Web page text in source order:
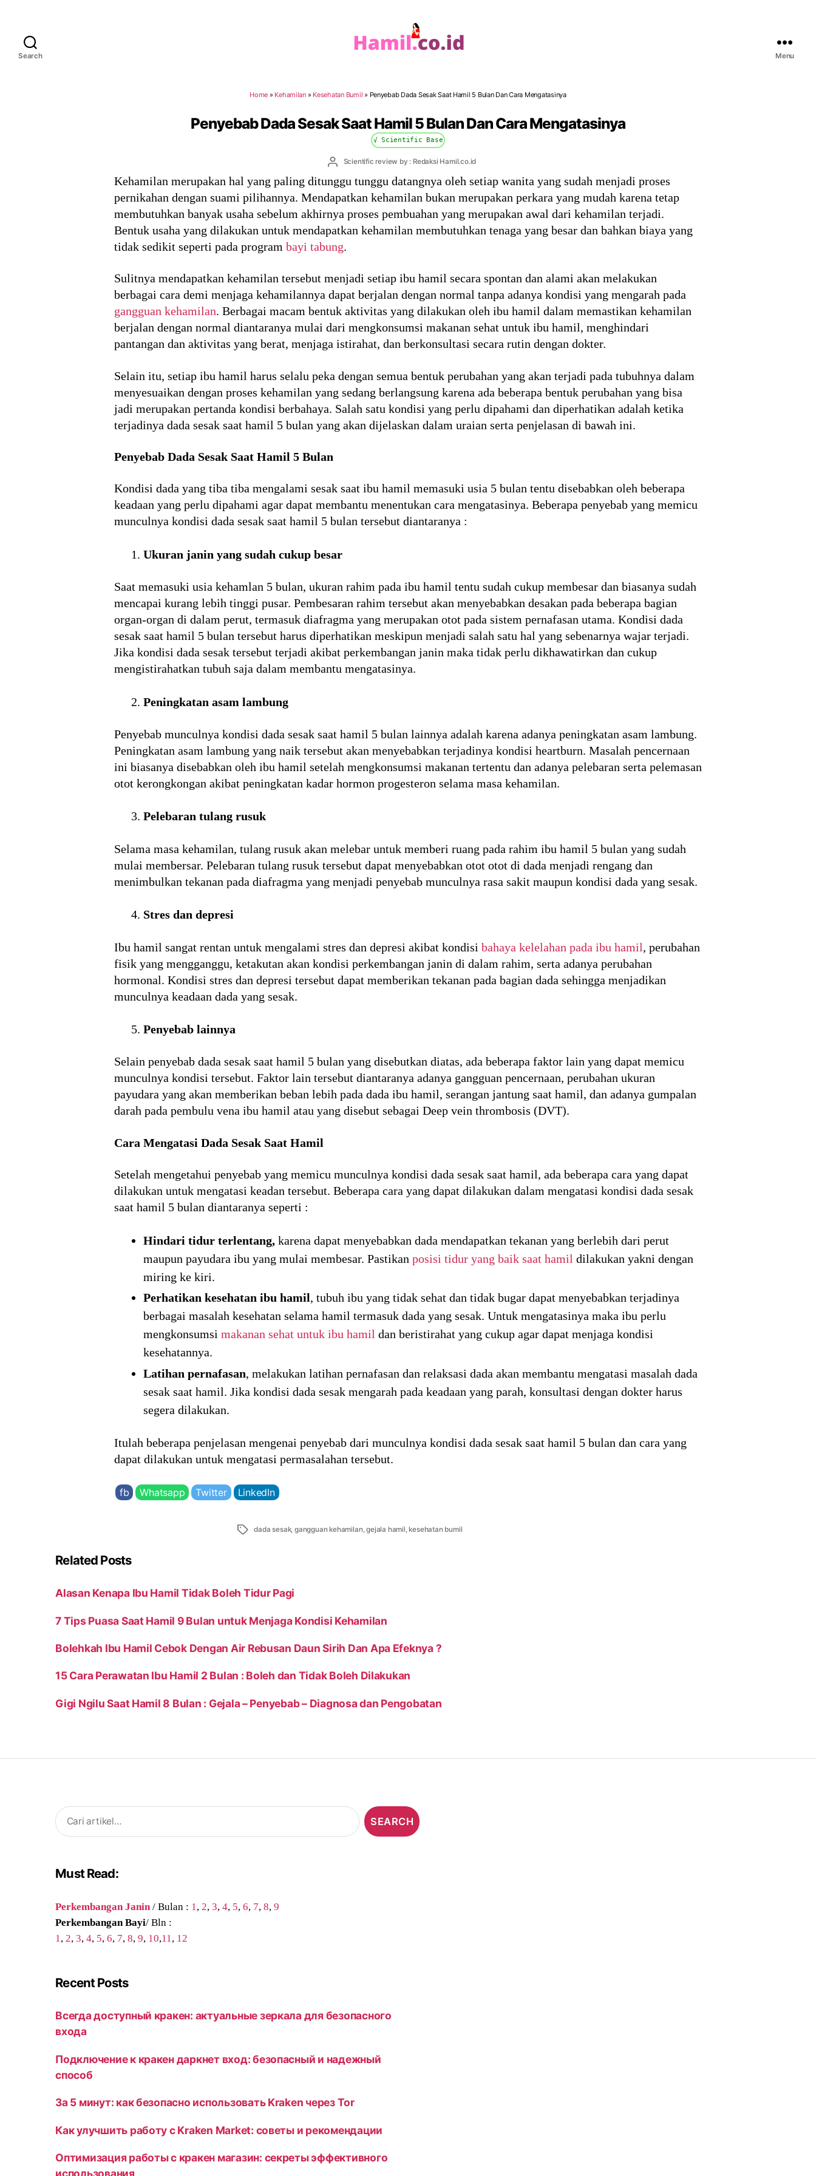
Search Menu
Home » Kehamilan» Kesehatan Bumil » Penyebab Dada Sesak Saat Hamil 5 Bulan Dan Cara Mengatasinya
Penyebab Dada Sesak Saat Hamil 5 Bulan Dan Cara Mengatasinya
√ Scientific Base
PostScientific review by : Redaksi Hamil.co.id
Kehamilan merupakan hal yang paling ditunggu tunggu datangnya oleh setiap wanita yang sudah menjadi proses
pernikahan dengan suami pilihannya. Mendapatkan kehamilan bukan merupakan perkara yang mudah karena tetap
membutuhkan banyak usaha sebelum akhirnya proses pembuahan yang merupakan awal dari kehamilan terjadi.
Bentuk usaha yang dilakukan untuk mendapatkan kehamilan membutuhkan tenaga yang besar dan bahkan biaya yang
tidak sedikit seperti pada program bayi tabung.
Sulitnya mendapatkan kehamilan tersebut menjadi setiap ibu hamil secara spontan dan alami akan melakukan
berbagai cara demi menjaga kehamilannya dapat berjalan dengan normal tanpa adanya kondisi yang mengarah pada
gangguan kehamilan. Berbagai macam bentuk aktivitas yang dilakukan oleh ibu hamil dalam memastikan kehamilan
berjalan dengan normal diantaranya mulai dari mengkonsumsi makanan sehat untuk ibu hamil, menghindari
pantangan dan aktivitas yang berat, menjaga istirahat, dan berkonsultasi secara rutin dengan dokter.
Selain itu, setiap ibu hamil harus selalu peka dengan semua bentuk perubahan yang akan terjadi pada tubuhnya dalam
menyesuaikan dengan proses kehamilan yang sedang berlangsung karena ada beberapa bentuk perubahan yang bisa
jadi merupakan pertanda kondisi berbahaya. Salah satu kondisi yang perlu dipahami dan diperhatikan adalah ketika
terjadinya dada sesak saat hamil 5 bulan yang akan dijelaskan dalam uraian serta penjelasan di bawah ini.
Penyebab Dada Sesak Saat Hamil 5 Bulan
Kondisi dada yang tiba tiba mengalami sesak saat ibu hamil memasuki usia 5 bulan tentu disebabkan oleh beberapa
keadaan yang perlu dipahami agar dapat membantu menentukan cara mengatasinya. Beberapa penyebab yang memicu
munculnya kondisi dada sesak saat hamil 5 bulan tersebut diantaranya :
Ukuran janin yang sudah cukup besar
Saat memasuki usia kehamlan 5 bulan, ukuran rahim pada ibu hamil tentu sudah cukup membesar dan biasanya sudah
mencapai kurang lebih tinggi pusar. Pembesaran rahim tersebut akan menyebabkan desakan pada beberapa bagian
organ-organ di dalam perut, termasuk diafragma yang merupakan otot pada sistem pernafasan utama. Kondisi dada
sesak saat hamil 5 bulan tersebut harus diperhatikan meskipun menjadi salah satu hal yang sebenarnya wajar terjadi.
Jika kondisi dada sesak tersebut terjadi akibat perkembangan janin maka tidak perlu dikhawatirkan dan cukup
mengistirahatkan tubuh saja dalam membantu mengatasinya.
Peningkatan asam lambung
Penyebab munculnya kondisi dada sesak saat hamil 5 bulan lainnya adalah karena adanya peningkatan asam lambung.
Peningkatan asam lambung yang naik tersebut akan menyebabkan terjadinya kondisi heartburn. Masalah pencernaan
ini biasanya disebabkan oleh ibu hamil setelah mengkonsumsi makanan tertentu dan adanya pelebaran serta pelemasan
otot kerongkongan akibat peningkatan kadar hormon progesteron selama masa kehamilan.
Pelebaran tulang rusuk
Selama masa kehamilan, tulang rusuk akan melebar untuk memberi ruang pada rahim ibu hamil 5 bulan yang sudah
mulai membersar. Pelebaran tulang rusuk tersebut dapat menyebabkan otot otot di dada menjadi rengang dan
menimbulkan tekanan pada diafragma yang menjadi penyebab munculnya rasa sakit maupun kondisi dada yang sesak.
Stres dan depresi
Ibu hamil sangat rentan untuk mengalami stres dan depresi akibat kondisi bahaya kelelahan pada ibu hamil, perubahan
fisik yang mengganggu, ketakutan akan kondisi perkembangan janin di dalam rahim, serta adanya perubahan
hormonal. Kondisi stres dan depresi tersebut dapat memberikan tekanan pada bagian dada sehingga menjadikan
munculnya keadaan dada yang sesak.
Penyebab lainnya
Selain penyebab dada sesak saat hamil 5 bulan yang disebutkan diatas, ada beberapa faktor lain yang dapat memicu
munculnya kondisi tersebut. Faktor lain tersebut diantaranya adanya gangguan pencernaan, perubahan ukuran
payudara yang akan memberikan beban lebih pada dada ibu hamil, serangan jantung saat hamil, dan adanya gumpalan
darah pada pembulu vena ibu hamil atau yang disebut sebagai Deep vein thrombosis (DVT).
Cara Mengatasi Dada Sesak Saat Hamil
Setelah mengetahui penyebab yang memicu munculnya kondisi dada sesak saat hamil, ada beberapa cara yang dapat
dilakukan untuk mengatasi keadan tersebut. Beberapa cara yang dapat dilakukan dalam mengatasi kondisi dada sesak
saat hamil 5 bulan diantaranya seperti :
Hindari tidur terlentang,karena dapat menyebabkan dada mendapatkan tekanan yang berlebih dari perut
maupun payudara ibu yang mulai membesar. Pastikan posisi tidur yang baik saat hamil dilakukan yakni dengan
miring ke kiri.
Perhatikan kesehatan ibu hamil, tubuh ibu yang tidak sehat dan tidak bugar dapat menyebabkan terjadinya
berbagai masalah kesehatan selama hamil termasuk dada yang sesak. Untuk mengatasinya maka ibu perlu
mengkonsumsi makanan sehat untuk ibu hamil dan beristirahat yang cukup agar dapat menjaga kondisi
kesehatannya.
Latihan pernafasan, melakukan latihan pernafasan dan relaksasi dada akan membantu mengatasi masalah dada
sesak saat hamil. Jika kondisi dada sesak mengarah pada keadaan yang parah, konsultasi dengan dokter harus
segera dilakukan.
Itulah beberapa penjelasan mengenai penyebab dari munculnya kondisi dada sesak saat hamil 5 bulan dan cara yang
dapat dilakukan untuk mengatasi permasalahan tersebut.
fb Whatsapp Twitter LinkedIn
Tags dada sesak,gangguan kehamilan,gejala hamil, kesehatan bumil
Related Posts
Alasan Kenapa Ibu Hamil Tidak Boleh Tidur Pagi
7 Tips Puasa Saat Hamil 9 Bulan untuk Menjaga Kondisi Kehamilan
Bolehkah Ibu Hamil Cebok Dengan Air Rebusan Daun Sirih Dan Apa Efeknya ?
15 Cara Perawatan Ibu Hamil 2 Bulan : Boleh dan Tidak Boleh Dilakukan
Gigi Ngilu Saat Hamil 8 Bulan : Gejala – Penyebab – Diagnosa dan Pengobatan
Search
for:
Must Read:
Perkembangan Janin/ Bulan : 1,2,3,4, 5,6, 7,8,9
Perkembangan Bayi/ Bln :
1,2,3,4, 5,6, 7,8,9, 10,11, 12
Recent Posts
Всегда доступный кракен: актуальные зеркала для безопасного
входа
Подключение к кракен даркнет вход: безопасный и надежный
способ
За 5 минут: как безопасно использовать Kraken через Tor
Как улучшить работу с Kraken Market: советы и рекомендации
Оптимизация работы с кракен магазин: секреты эффективного
использования